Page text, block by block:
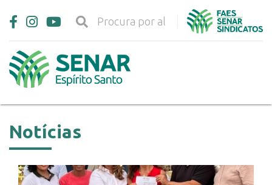
Notícias